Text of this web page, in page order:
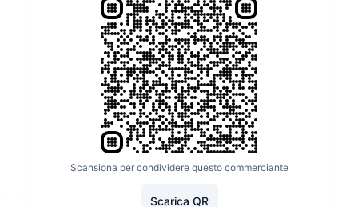
Scansiona per condividere questo commerciante
Scarica QR